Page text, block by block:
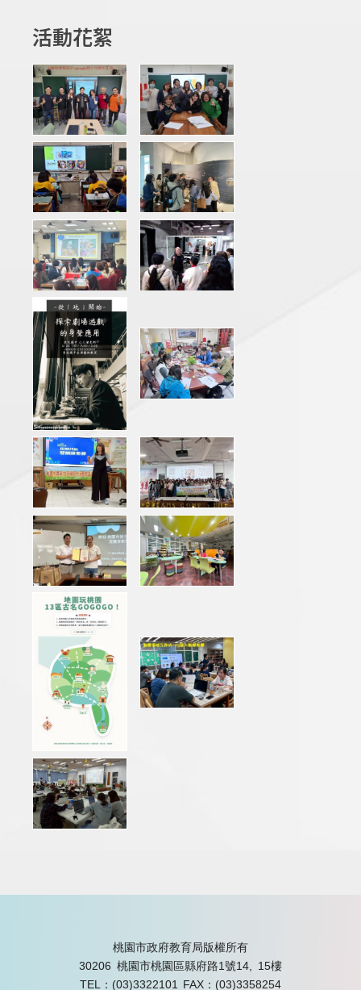
活動花絮
桃園市政府教育局版權所有
30206 桃園市桃園區縣府路1號14, 15樓
TEL：(03)3322101
FAX：(03)3358254